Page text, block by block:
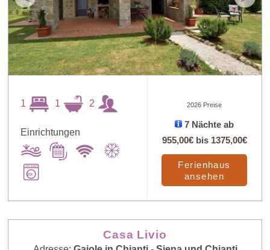
1 1 2
Einrichtungen
2026 Preise
7 Nächte ab
955,00€bis 1375,00€
Ferienhaus
ansehen
Casa Livio